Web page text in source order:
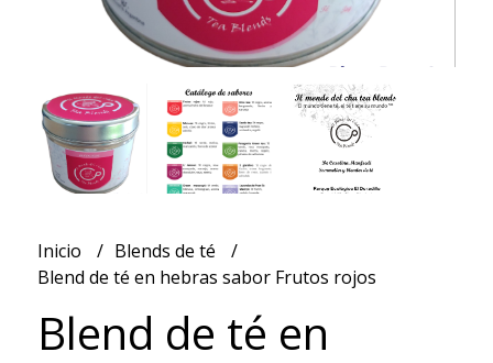
Inicio
Blends de té
Blend de té en hebras sabor Frutos rojos
Blend de té en